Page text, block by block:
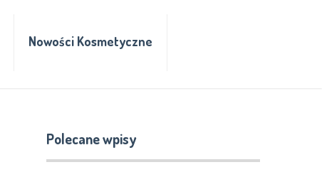
Nowości Kosmetyczne
Polecane wpisy